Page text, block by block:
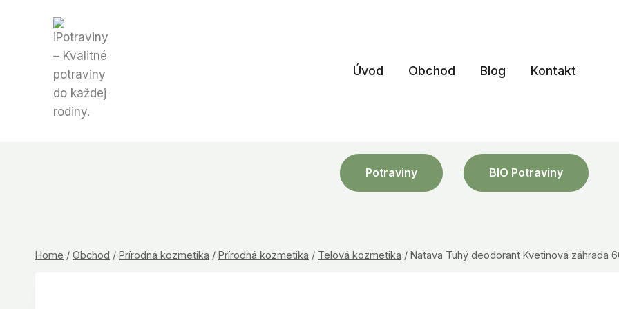
Úvod Obchod Blog Kontakt
Potraviny BIO Potraviny
Home / Obchod / Prírodná kozmetika / Prírodná kozmetika / Telová kozmetika / Natava Tuhý deodorant Kvetinová záhrada